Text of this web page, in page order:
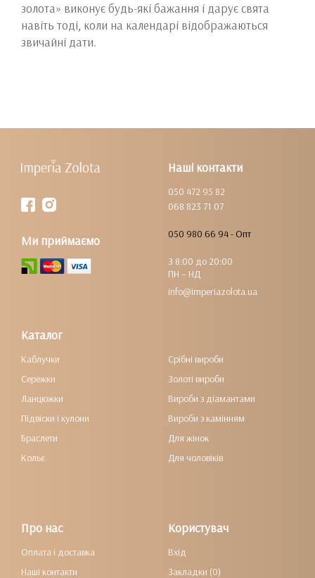
золота» виконує будь-які бажання і дарує свята
навіть тоді, коли на календарі відображаються
звичайні дати.
Наші контакти
050 472 95 82
068 823 71 07
050 980 66 94 - Опт
З 8:00 до 20:00
ПН – НД
info@imperiazolota.ua
Ми приймаємо
Каталог
Каблучки
Сережки
Ланцюжки
Підвіски і кулони
Браслети
Кольє
Срібні вироби
Золоті вироби
Вироби з діамантами
Вироби з камінням
Для жінок
Для чоловіків
Про нас
Оплата і доставка
Наші контакти
Користувач
Вхід
Закладки (0)